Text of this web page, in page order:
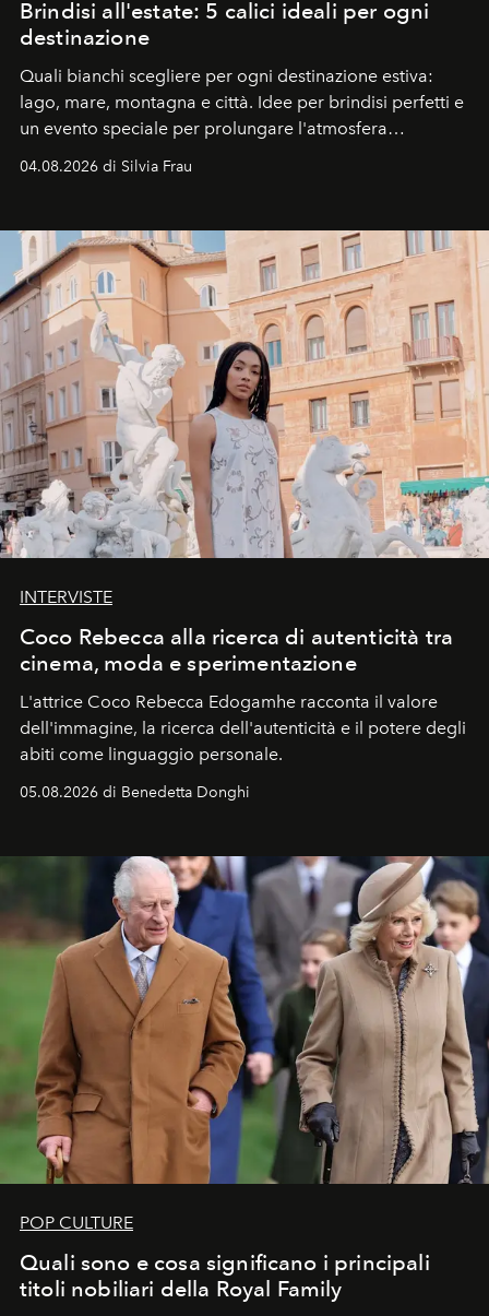
Brindisi all'estate: 5 calici ideali per ogni
destinazione
Quali bianchi scegliere per ogni destinazione estiva:
lago, mare, montagna e città. Idee per brindisi perfetti e
un evento speciale per prolungare l'atmosfera
04.08.2026 di Silvia Frau
INTERVISTE
Coco Rebecca alla ricerca di autenticità tra
cinema, moda e sperimentazione
L'attrice Coco Rebecca Edogamhe racconta il valore
dell'immagine, la ricerca dell'autenticità e il potere degli
abiti come linguaggio personale.
05.08.2026 di Benedetta Donghi
POP CULTURE
Quali sono e cosa significano i principali
titoli nobiliari della Royal Family